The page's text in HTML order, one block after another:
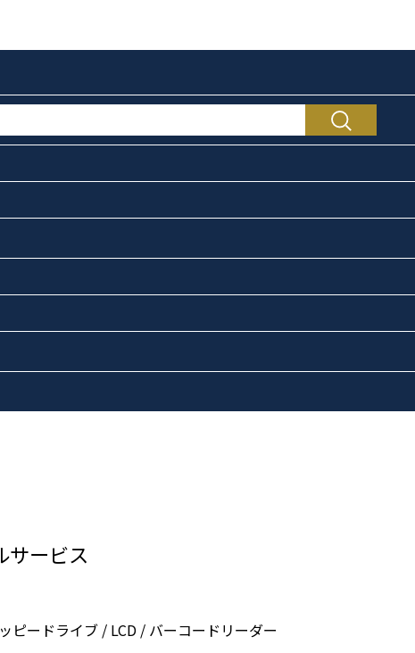
サービス
ピードライブ / LCD / バーコードリーダー